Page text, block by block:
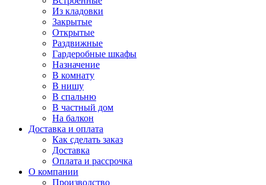
Из кладовки
Закрытые
Открытые
Раздвижные
Гардеробные шкафы
Назначение
В комнату
В нишу
В спальню
В частный дом
На балкон
Доставка и оплата
Как сделать заказ
Доставка
Оплата и рассрочка
О компании
Производство